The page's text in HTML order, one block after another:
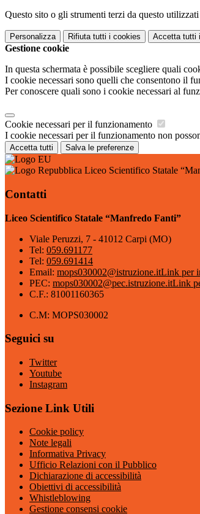
Questo sito o gli strumenti terzi da questo
Personalizza Rifiuta tutti i cookies Accetta tutti
Gestione cookie
In questa schermata è possibile scegliere quali
I cookie necessari sono quelli che consentono il
Per conoscere quali sono i cookie necessari al
Cookie necessari per il funzionamento
I cookie necessari per il funzionamento non
Accetta tutti Salva le preferenze
Liceo Scientifico Statale
Contatti
Liceo Scientifico Statale “Manfredo Fanti”
Viale Peruzzi, 7 - 41012 Carpi (MO)
Tel: 059.691177
Tel: 059.691414
Email: mops030002@istruzione.itLink per
PEC: mops030002@pec.istruzione.itLink
C.F.: 81001160365
C.M: MOPS030002
Seguici su
Twitter
Youtube
Instagram
Sezione Link Utili
Cookie policy
Note legali
Informativa Privacy
Ufficio Relazioni con il Pubblico
Dichiarazione di accessibilità
Obiettivi di accessibilità
Whistleblowing
Gestione consensi cookie